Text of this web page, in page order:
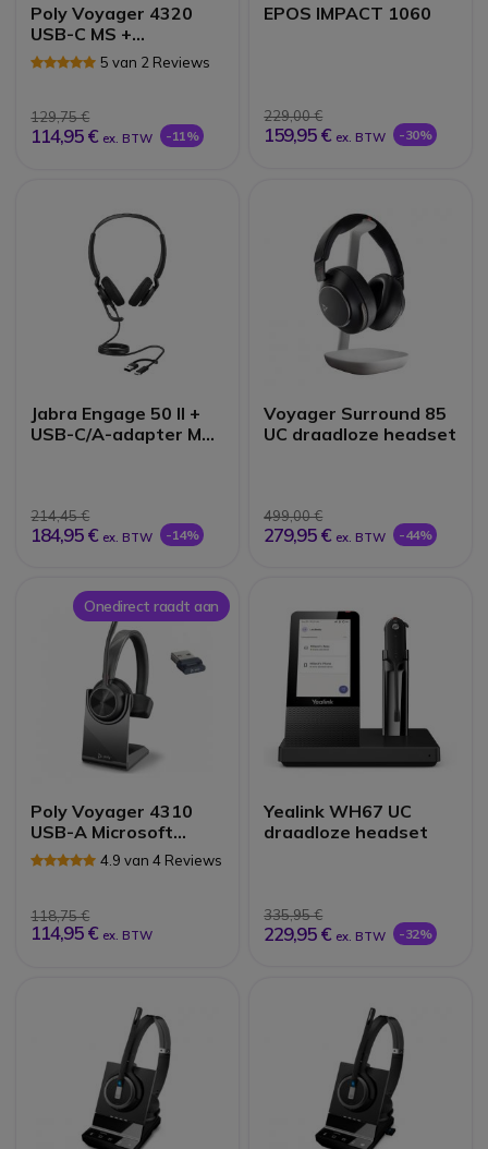
Poly Voyager 4320
USB-C MS +
Oplaadstation
5 van 2 Reviews
129,75 €
114,95 € ex. BTW -11%
EPOS IMPACT 1060
229,00 €
159,95 € ex. BTW -30%
Jabra Engage 50 II +
USB-C/A-adapter MS
214,45 €
184,95 € ex. BTW -14%
Voyager Surround 85
UC draadloze headset
499,00 €
279,95 € ex. BTW -44%
Onedirect raadt aan
Poly Voyager 4310
USB-A Microsoft
Teams +
Oplaadstation
4.9 van 4 Reviews
118,75 €
114,95 € ex. BTW
Yealink WH67 UC
draadloze headset
335,95 €
229,95 € ex. BTW -32%